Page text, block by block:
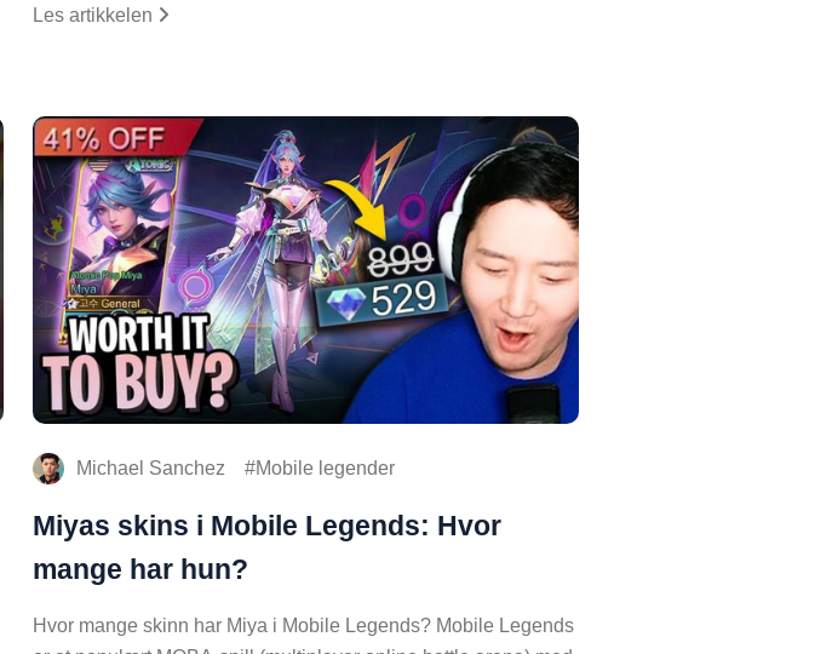
Les artikkelen
Michael Sanchez Mobile legender
Miyas skins i Mobile Legends: Hvor
mange har hun?
Hvor mange skinn har Miya i Mobile Legends? Mobile Legends